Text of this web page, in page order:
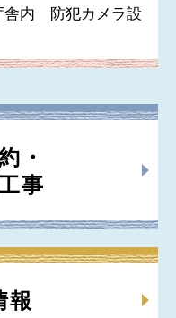
舎内 防犯カメラ設
・
事
報